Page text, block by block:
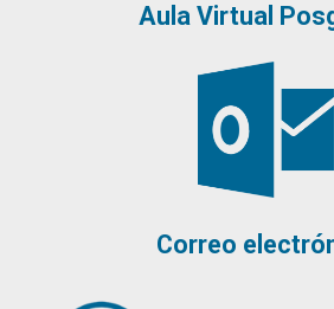
Aula Virtual
Correo